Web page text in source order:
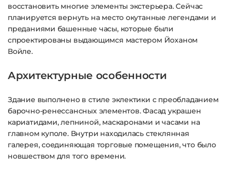
восстановить многие элементы экстерьера. Сейчас
планируется вернуть на место окутанные легендами и
преданиями башенные часы, которые были
спроектированы выдающимся мастером Йоханом
Войле.
Архитектурные особенности
Здание выполнено в стиле эклектики с преобладанием
барочно-ренессансных элементов. Фасад украшен
кариатидами, лепниной, маскаронами и часами на
главном куполе. Внутри находилась стеклянная
галерея, соединяющая торговые помещения, что было
новшеством для того времени.